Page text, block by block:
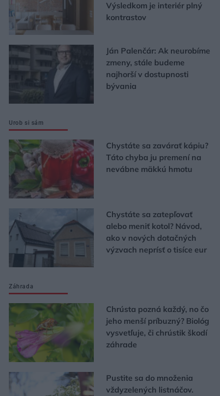
Výsledkom je interiér plný
kontrastov
Ján Palenčár: Ak neurobíme
zmeny, stále budeme
najhorší v dostupnosti
bývania
Urob si sám
Chystáte sa zavárať kápiu?
Táto chyba ju premení na
nevábne mäkkú hmotu
Chystáte sa zatepľovať
alebo meniť kotol? Návod,
ako v nových dotačných
výzvach neprísť o tisíce eur
Záhrada
Chrústa pozná každý, no čo
jeho menší príbuzný? Biológ
vysvetľuje, či chrústik škodí
záhrade
Pustite sa do množenia
vždyzelených listnáčov.